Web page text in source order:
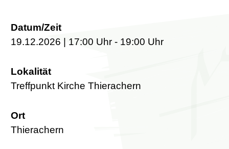
Datum/Zeit
19.12.2026 | 17:00 Uhr - 19:00 Uhr
Lokalität
Treffpunkt Kirche Thierachern
Ort
Thierachern